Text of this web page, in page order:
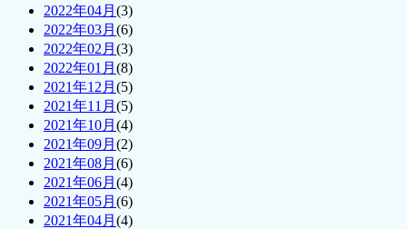
2022年04月 (3)
2022年03月 (6)
2022年02月 (3)
2022年01月 (8)
2021年12月 (5)
2021年11月 (5)
2021年10月 (4)
2021年09月 (2)
2021年08月 (6)
2021年06月 (4)
2021年05月 (6)
2021年04月 (4)